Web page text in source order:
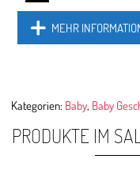
MEHR
Kategorien: Baby, Baby
PRODUKTE IM